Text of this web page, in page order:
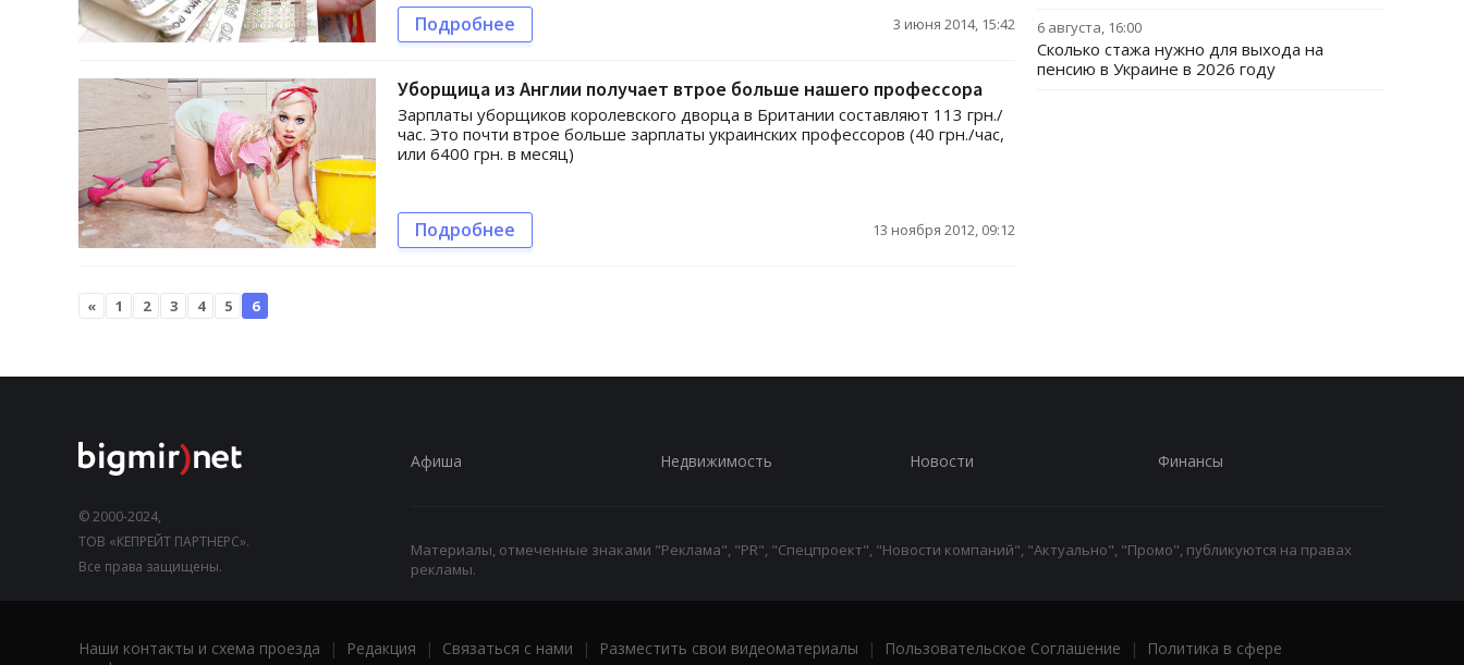
Подробнее 3 июня 2014, 15:42
Уборщица из Англии получает втрое больше нашего профессора
Зарплаты уборщиков королевского дворца в Британии составляют 113 грн./
час. Это почти втрое больше зарплаты украинских профессоров (40 грн./час,
или 6400 грн. в месяц)
Подробнее 13 ноября 2012, 09:12
« 1 2 3 4 5 6
6 августа, 16:00
Сколько стажа нужно для выхода на
пенсию в Украине в 2026 году
© 2000-2024,
ТОВ «КЕПРЕЙТ ПАРТНЕРС».
Все права защищены.
Афиша Недвижимость Новости Финансы
Материалы, отмеченные знаками "Реклама", "PR", "Спецпроект", "Новости компаний", "Актуально", "Промо", публикуются на правах
рекламы.
Наши контакты и схема проезда | Редакция | Связаться с нами | Разместить свои видеоматериалы | Пользовательское Соглашение |
Политика в сфере